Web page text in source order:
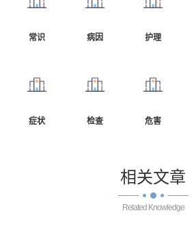
常识 病因 护理
症状 检查 危害
相关文章
Related Knowledge